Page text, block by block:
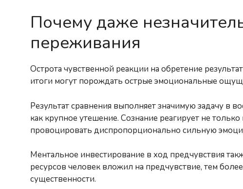
Почему даже
переживания
Острота чувственной реакции на обретение
итоги могут порождать острые эмоциональные
Результат сравнения выполняет значимую задачу в
как крупное утешение. Сознание реагирует не
провоцировать диспропорционально сильную
Ментальное инвестирование в ход предчувствия
ресурсов человек вложил на предчувствие, тем
существенности.